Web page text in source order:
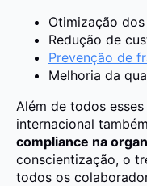
Otimização
Redução de
Prevenção de
Melhoria da
Além de todos
internacional também
compliance na
conscientização, o
todos os